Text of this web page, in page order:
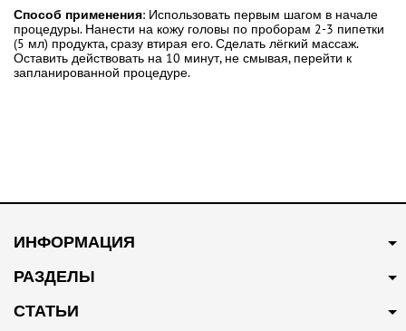
Способ применения: Использовать первым шагом в начале
процедуры. Нанести на кожу головы по проборам 2-3 пипетки
(5 мл) продукта, сразу втирая его. Сделать лёгкий массаж.
Оставить действовать на 10 минут, не смывая, перейти к
запланированной процедуре.
ИНФОРМАЦИЯ
РАЗДЕЛЫ
СТАТЬИ